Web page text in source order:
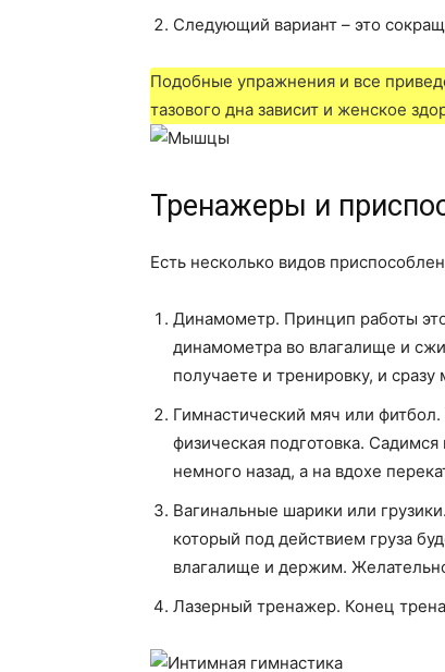
Следующий вариант – это
Подобные упражнения и все
тазового дна зависит и женское
Тренажеры и
Есть несколько видов
Динамометр. Принцип работы
динамометра во влагалище и
получаете и тренировку, и
Гимнастический мяч или
физическая подготовка.
немного назад, а на вдохе
Вагинальные шарики или
который под действием груза
влагалище и держим.
Лазерный тренажер. Конец